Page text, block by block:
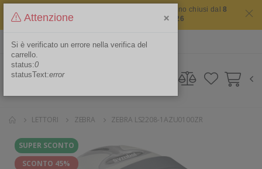
Il sito non chiude mai ma i nostri uffici saranno chiusi dal8
agosto 2026 al 16 agosto 2026
Area Riservata
LETTORI ZEBRA ZEBRA LS2208-1AZU0100ZR
SUPER SCONTO
SCONTO 45%
Attenzione ×
Si è verificato un errore nella verifica del
carrello.
status:0
statusText:error